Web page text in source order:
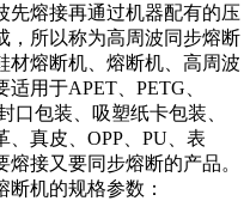
先熔接再通过机器配有的压
，所以称为高周波同步熔断
材熔断机、熔断机、高周波
用于APET、PETG、
口包装、吸塑纸卡包装、
真皮、OPP、PU、表
接又要同步熔断的产品。
机的规格参数：